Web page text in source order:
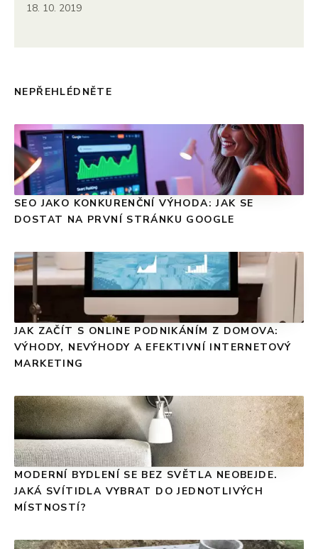
18. 10. 2019
NEPŘEHLÉDNĚTE
SEO JAKO KONKURENČNÍ VÝHODA: JAK SE
DOSTAT NA PRVNÍ STRÁNKU GOOGLE
JAK ZAČÍT S ONLINE PODNIKÁNÍM Z DOMOVA:
VÝHODY, NEVÝHODY A EFEKTIVNÍ INTERNETOVÝ
MARKETING
MODERNÍ BYDLENÍ SE BEZ SVĚTLA NEOBEJDE.
JAKÁ SVÍTIDLA VYBRAT DO JEDNOTLIVÝCH
MÍSTNOSTÍ?